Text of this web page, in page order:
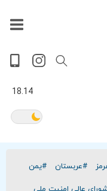
18.14
#عربستان #یمن